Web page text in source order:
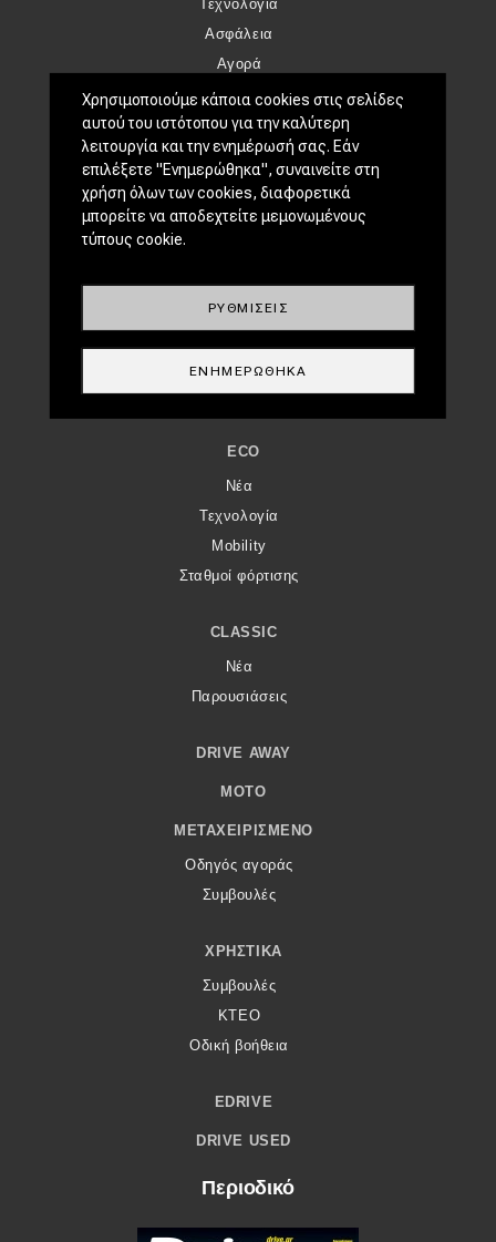
Τεχνολογία
Ασφάλεια
Αγορά
Απόψεις
TEST DRIVE
Δοκιμή
Αποστολή
ΑΓΏΝΕΣ
Formula 1
WRC
Motorsport
ECO
Νέα
Τεχνολογία
Mobility
Σταθμοί φόρτισης
CLASSIC
Νέα
Παρουσιάσεις
DRIVE AWAY
MOTO
ΜΕΤΑΧΕΙΡΙΣΜΈΝΟ
Οδηγός αγοράς
Συμβουλές
ΧΡΗΣΤΙΚΆ
Συμβουλές
ΚΤΕΟ
Οδική βοήθεια
EDRIVE
DRIVE USED
Περιοδικό
Χρησιμοποιούμε κάποια cookies στις σελίδες
αυτού του ιστότοπου για την καλύτερη
λειτουργία και την ενημέρωσή σας. Εάν
επιλέξετε "Ενημερώθηκα", συναινείτε στη
χρήση όλων των cookies, διαφορετικά
μπορείτε να αποδεχτείτε μεμονωμένους
τύπους cookie.
ΡΥΘΜΊΣΕΙΣ
ΕΝΗΜΕΡΏΘΗΚΑ